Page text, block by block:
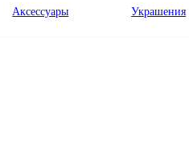
Аксессуары Украшения